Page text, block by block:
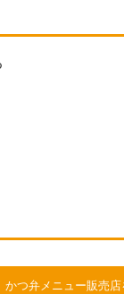
かつ弁メニュー販売店